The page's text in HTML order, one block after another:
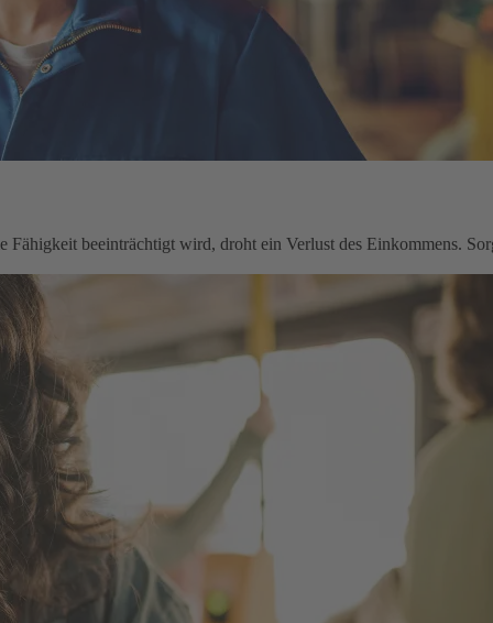
beeinträchtigt wird, droht ein Verlust des Einkommens.